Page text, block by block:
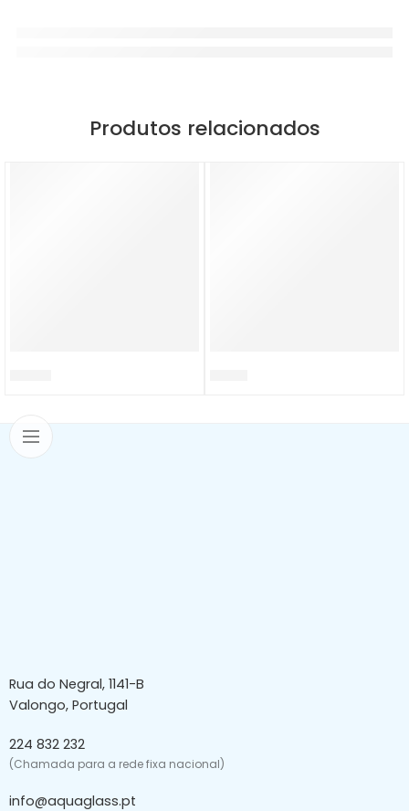
Produtos relacionados
Rua do Negral, 1141-B
Valongo, Portugal
224 832 232
(Chamada para a rede fixa nacional)
info@aquaglass.pt